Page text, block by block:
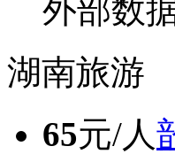
外部数
湖南旅游
65元/人